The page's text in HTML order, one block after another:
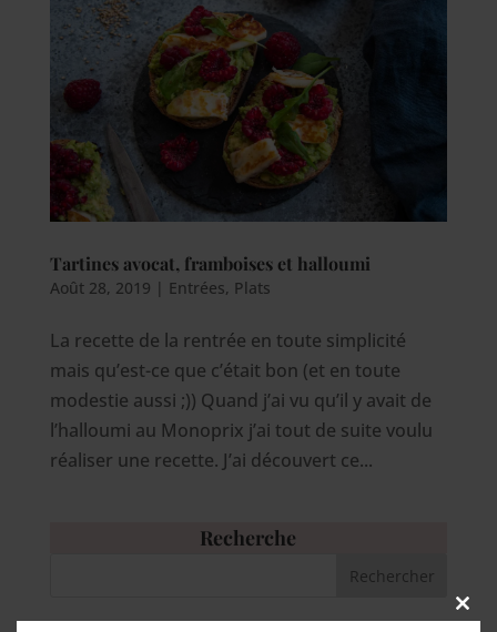
Tartines avocat, framboises et halloumi
Août 28, 2019 | Entrées, Plats
La recette de la rentrée en toute simplicité
mais qu’est-ce que c’était bon (et en toute
modestie aussi ;)) Quand j’ai vu qu’il y avait de
l’halloumi au Monoprix j’ai tout de suite voulu
réaliser une recette. J’ai découvert ce...
Recherche
Close